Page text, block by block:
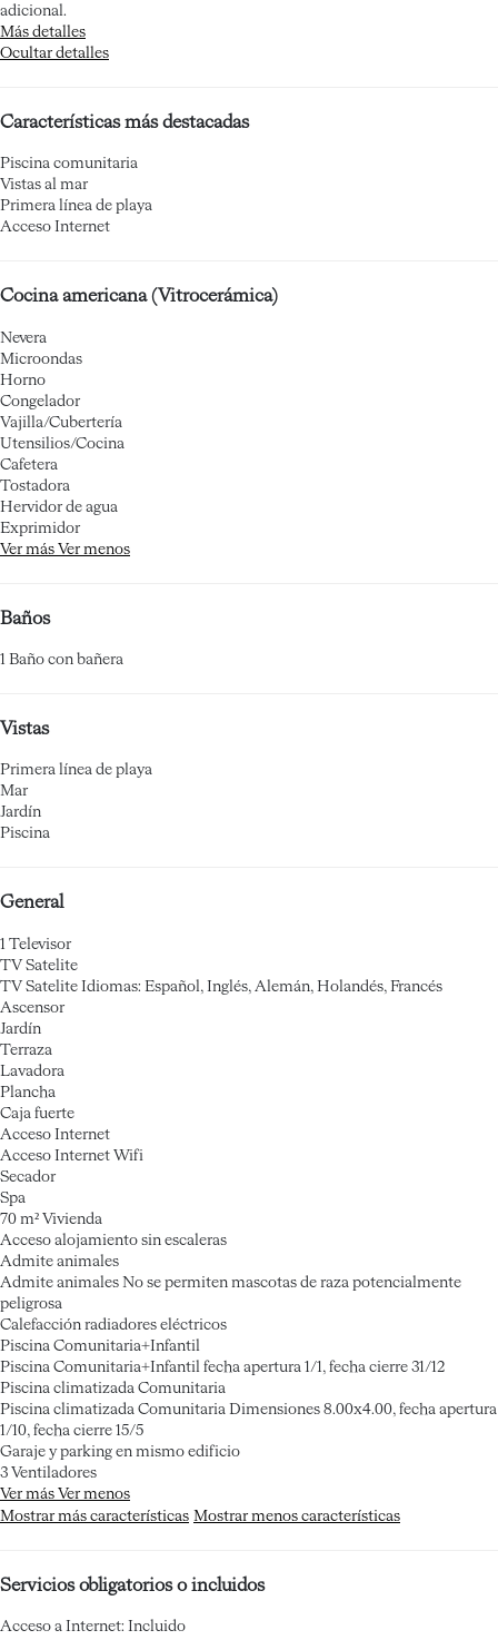
adicional.
Más detalles
Ocultar detalles
Características más destacadas
Piscina comunitaria
Vistas al mar
Primera línea de playa
Acceso Internet
Cocina americana (Vitrocerámica)
Nevera
Microondas
Horno
Congelador
Vajilla/Cubertería
Utensilios/Cocina
Cafetera
Tostadora
Hervidor de agua
Exprimidor
Ver más Ver menos
Baños
1 Baño con bañera
Vistas
Primera línea de playa
Mar
Jardín
Piscina
General
1 Televisor
TV Satelite
TV Satelite Idiomas: Español, Inglés, Alemán, Holandés, Francés
Ascensor
Jardín
Terraza
Lavadora
Plancha
Caja fuerte
Acceso Internet
Acceso Internet Wifi
Secador
Spa
70 m² Vivienda
Acceso alojamiento sin escaleras
Admite animales
Admite animales No se permiten mascotas de raza potencialmente
peligrosa
Calefacción radiadores eléctricos
Piscina Comunitaria+Infantil
Piscina Comunitaria+Infantil fecha apertura 1/1, fecha cierre 31/12
Piscina climatizada Comunitaria
Piscina climatizada Comunitaria Dimensiones 8.00x4.00, fecha apertura
1/10, fecha cierre 15/5
Garaje y parking en mismo edificio
3 Ventiladores
Ver más Ver menos
Mostrar más características Mostrar menos características
Servicios obligatorios o incluidos
Acceso a Internet: Incluido